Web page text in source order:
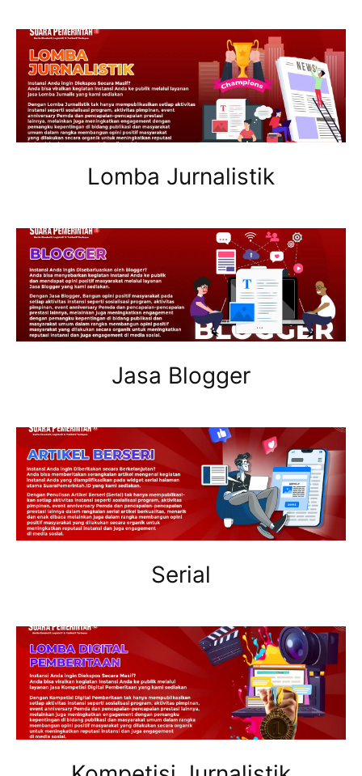
Lomba Jurnalistik
Jasa Blogger
Serial